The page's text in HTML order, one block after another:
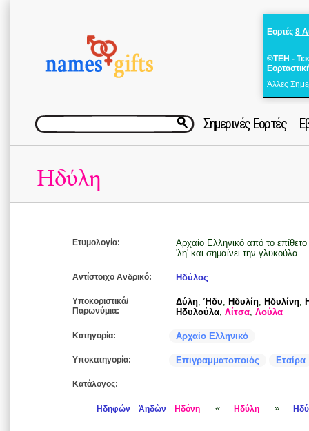
Εορτές 8
©ΤΕΗ -
Άλλες
Σημερινές Εορτές
Ηδύλη
Ετυμολογία:
Αρχαίο Ελληνικό από το επίθετο
'λη' και σημαίνει την γλυκούλα
Αντίστοιχο Ανδρικό: Ηδύλος
Υποκοριστικά/
Παρωνύμια:
Δύλη, Ήδυ, Ηδυλίη, Ηδυλίνη,
Ηδυλούλα, Λίτσα, Λούλα
Κατηγορία: Αρχαίο Ελληνικό
Υποκατηγορία: Επιγραμματοποιός Εταίρα
Κατάλογος:
Ηδηφών Ἀηδὼν Ηδόνη « Ηδύλη »